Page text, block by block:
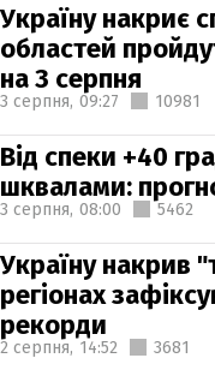
Україну накриє
областей
на 3 серпня
3 серпня, 09:27 10981
Від спеки +40
шквалами:
3 серпня, 08:00 5462
Україну накрив
регіонах
рекорди
2 серпня, 14:52 3681